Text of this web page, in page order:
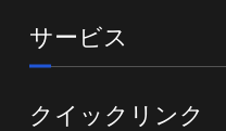
サービス
クイックリンク